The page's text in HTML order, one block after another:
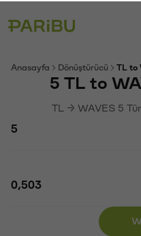
Anasayfa Dönüştürücü TL to
5 TL to
TL → WAVES 5